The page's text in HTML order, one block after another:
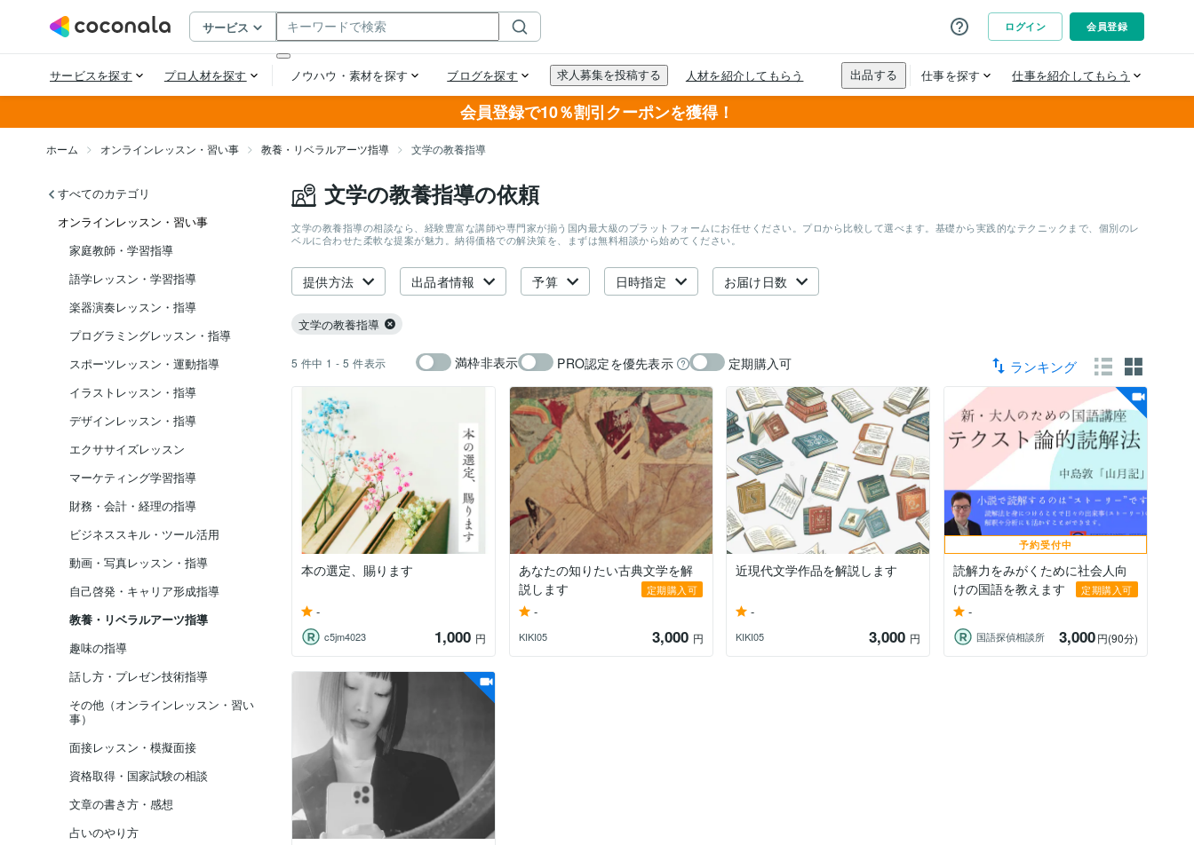
会員登録で10％割引クーポンを獲得！
ホーム オンラインレッスン・習い事 教養・リベラルアーツ指導 文学の教養指導
すべてのカテゴリ
オンラインレッスン・習い事
家庭教師・学習指導
語学レッスン・学習指導
楽器演奏レッスン・指導
プログラミングレッスン・指導
スポーツレッスン・運動指導
イラストレッスン・指導
デザインレッスン・指導
エクササイズレッスン
マーケティング学習指導
財務・会計・経理の指導
ビジネススキル・ツール活用
動画・写真レッスン・指導
自己啓発・キャリア形成指導
教養・リベラルアーツ指導
趣味の指導
話し方・プレゼン技術指導
その他（オンラインレッスン・習い
事）
面接レッスン・模擬面接
資格取得・国家試験の相談
文章の書き方・感想
占いのやり方
文学の教養指導の依頼
文学の教養指導の相談なら、経験豊富な講師や専門家が揃う国内最大級のプラットフォームにお任せください。プロから比較して選べます。基礎から実践的なテクニックまで、個別のレ
ベルに合わせた柔軟な提案が魅力。納得価格での解決策を、まずは無料相談から始めてください。
提供方法 出品者情報 予算 日時指定 お届け日数
文学の教養指導
5 件中 1 - 5 件表示 満枠非表示 PRO認定を優先表示 定期購入可 ランキング
本の選定、賜ります
-
c5jm4023 1,000 円
あなたの知りたい古典文学を解
説します
定期購入可
-
KIKI05 3,000 円
近現代文学作品を解説します
-
KIKI05 3,000 円
予約受付中
読解力をみがくために社会人向
けの国語を教えます
定期購入可
-
国語探偵相談所 3,000円(90分)